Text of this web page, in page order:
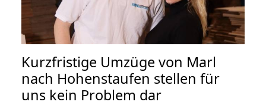
Kurzfristige Umzüge von Marl
nach Hohenstaufen stellen für
uns kein Problem dar